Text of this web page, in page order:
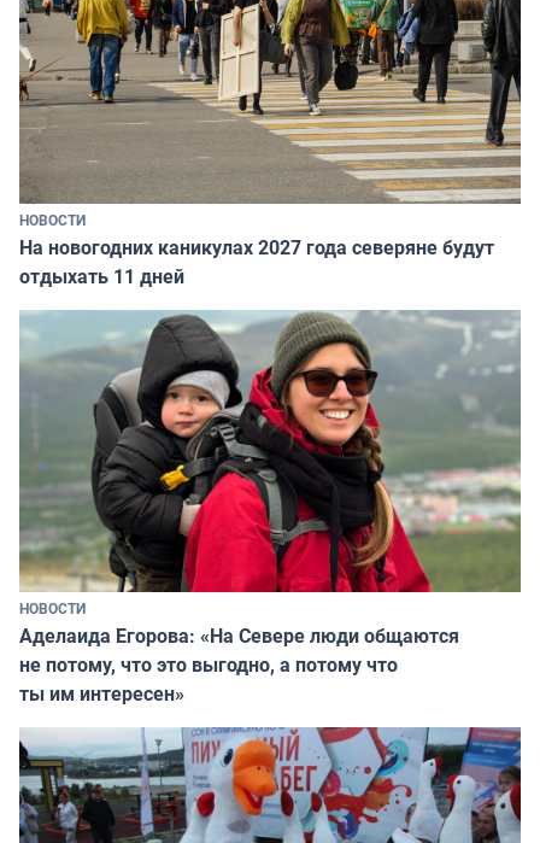
НОВОСТИ
На новогодних каникулах 2027 года северяне будут
отдыхать 11 дней
НОВОСТИ
Аделаида Егорова: «На Севере люди общаются
не потому, что это выгодно, а потому что
ты им интересен»